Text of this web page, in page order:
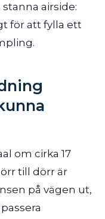
airside:
för att fylla ett
om cirka 17
till dörr är
på vägen ut,